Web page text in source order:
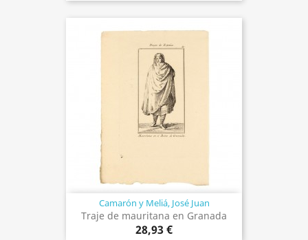
Camarón y Meliá, José Juan
Traje de mauritana en Granada
28,93 €